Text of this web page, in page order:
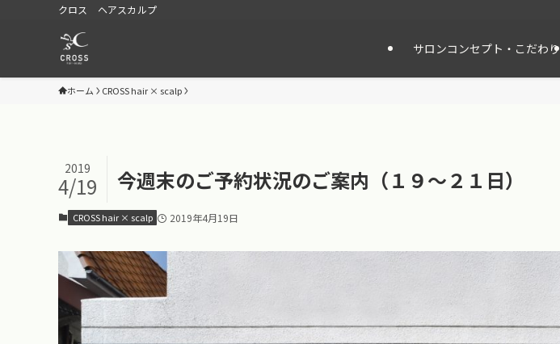
クロス ヘアスカルプ
サロンコンセプト・こだわり
ホーム CROSS hair × scalp
今週末のご予約状況のご案内（１９〜２１日）
2019
4/19
CROSS hair × scalp 2019年4月19日